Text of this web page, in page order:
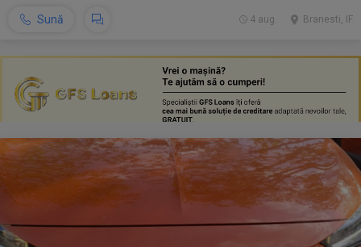
Sună Branesti, IF
4 aug.